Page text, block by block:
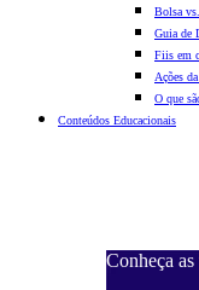
Bolsa
Guia de
Fiis em
Ações
O que
Conteúdos Educacionais
Conheça